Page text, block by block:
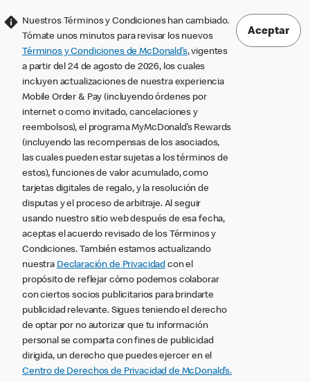
Nuestros Términos y Condiciones han cambiado.
Tómate unos minutos para revisar los nuevos
Términos y Condiciones de McDonald’s, vigentes
a partir del 24 de agosto de 2026, los cuales
incluyen actualizaciones de nuestra experiencia
Mobile Order & Pay (incluyendo órdenes por
internet o como invitado, cancelaciones y
reembolsos), el programa MyMcDonald’s Rewards
(incluyendo las recompensas de los asociados,
las cuales pueden estar sujetas a los términos de
estos), funciones de valor acumulado, como
tarjetas digitales de regalo, y la resolución de
disputas y el proceso de arbitraje. Al seguir
usando nuestro sitio web después de esa fecha,
aceptas el acuerdo revisado de los Términos y
Condiciones. También estamos actualizando
nuestra Declaración de Privacidad con el
propósito de reflejar cómo podemos colaborar
con ciertos socios publicitarios para brindarte
publicidad relevante. Sigues teniendo el derecho
de optar por no autorizar que tu información
personal se comparta con fines de publicidad
dirigida, un derecho que puedes ejercer en el
Centro de Derechos de Privacidad de McDonald’s.
Aceptar